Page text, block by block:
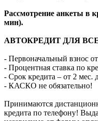
Рассмотрение анкеты в
мин).
АВТОКРЕДИТ ДЛЯ
- Первоначальный взнос
- Процентная ставка по
- Срок кредита – от 2 мес.
- КАСКО не обязательно!
Принимаются
кредита по телефону!